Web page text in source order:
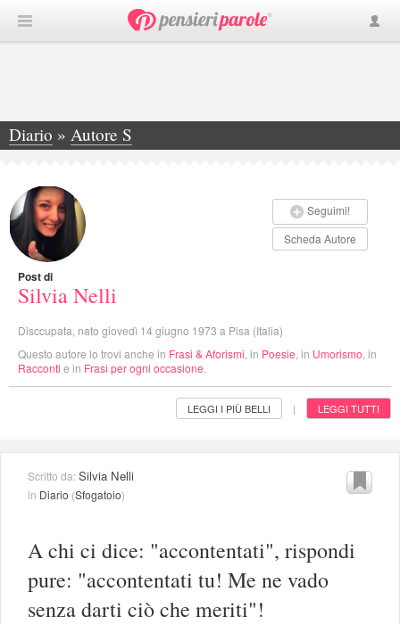
Diario » Autore S
»Silvia Nelli
Seguimi!
Scheda Autore
Post di
Silvia Nelli
Disccupata, nato giovedì 14 giugno 1973 a Pisa (Italia)
Questo autore lo trovi anche in Frasi & Aforismi , in Poesie , in Umorismo , in
Racconti e in Frasi per ogni occasione
LEGGI I PIÙ BELLI | LEGGI TUTTI
Scritto da:Silvia Nelli
in Diario (Sfogatoio)
A chi ci dice: "accontentati", rispondi
pure: "accontentati tu! Me ne vado
senza darti ciò che meriti"!